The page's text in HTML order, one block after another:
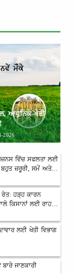
ਆਧੁਨਿਕ ਖੇਤੀ
2026
ਵਿੱਚ ਸਫਲਤਾ ਲਈ
ਜ਼ਰੂਰੀ, ਸਮੇਂ ਅਤੇ
ਵਧੇਗਾ ਮੁਨਾਫ਼ਾ
ਰੇਤ: ਹੜ੍ਹ ਕਾਰਨ
ਕਿਸਾਨਾਂ ਲਈ ਰਾਹਤ
ਲਈ ਖੇਤੀ ਵਿਭਾਗ
ਜਾਣਕਾਰੀ